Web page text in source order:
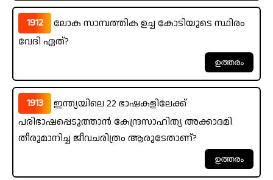
1912
ലോക സാമ്പത്തിക ഉച്ച കോടിയുടെ സ്ഥിരം
വേദി ഏത്?
1913
ഇന്ത്യയിലെ 22 ഭാഷകളിലേക്ക്
പരിഭാഷപ്പെടുത്താൻ കേന്ദ്രസാഹിത്യ അക്കാദമി
തീരുമാനിച്ച ജീവചരിത്രം ആരുടേതാണ്?